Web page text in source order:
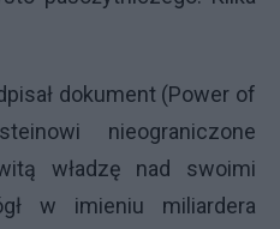
dokument (Power of
nieograniczone
władzę nad swoimi
w imieniu miliardera